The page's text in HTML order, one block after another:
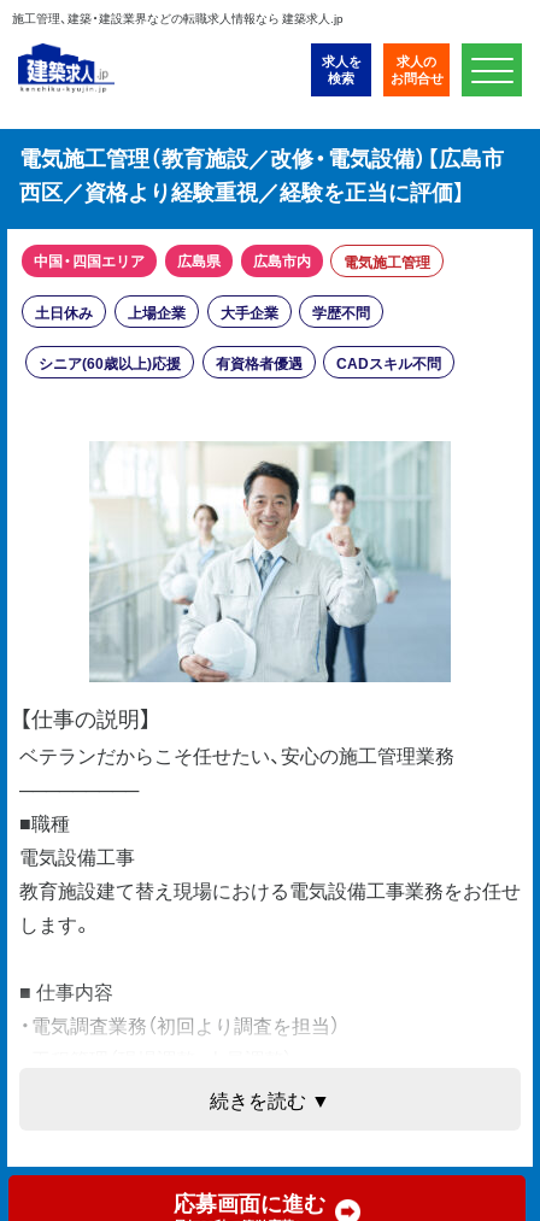
施工管理、建築・建設業界などの転職求人情報なら 建築求人.jp
求人を
検索
求人の
お問合せ
電気施工管理（教育施設／改修・電気設備）【広島市
西区／資格より経験重視／経験を正当に評価】
中国・四国エリア 広島県 広島市内 電気施工管理
土日休み 上場企業 大手企業 学歴不問
シニア(60歳以上)応援 有資格者優遇 CADスキル不問
【仕事の説明】
ベテランだからこそ任せたい、安心の施工管理業務
─────────
■職種
電気設備工事
教育施設建て替え現場における電気設備工事業務をお任せ
します。
■ 仕事内容
・電気調査業務（初回より調査を担当）
・品質管理（出来形確認）
・写真・書類管理
・回路チェック（受電後の点灯確認）
続きを読む ▼
応募画面に進む